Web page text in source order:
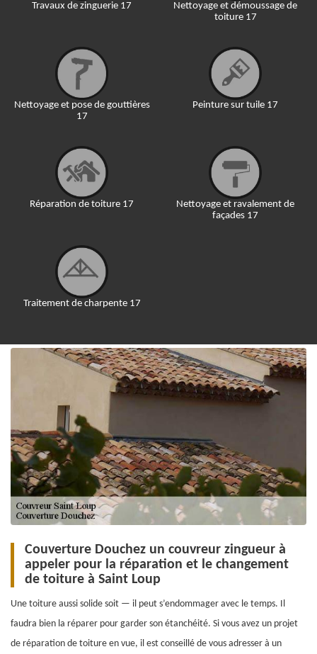
Travaux de zinguerie 17
Nettoyage et pose de gouttières
17
Réparation de toiture 17
Traitement de charpente 17
Nettoyage et démoussage de
toiture 17
Peinture sur tuile 17
Nettoyage et ravalement de
façades 17
Couverture Douchez un couvreur zingueur à
appeler pour la réparation et le changement
de toiture à Saint Loup
Une toiture aussi solide soit — il peut s’endommager avec le temps. Il
faudra bien la réparer pour garder son étanchéité. Si vous avez un projet
de réparation de toiture en vue, il est conseillé de vous adresser à un